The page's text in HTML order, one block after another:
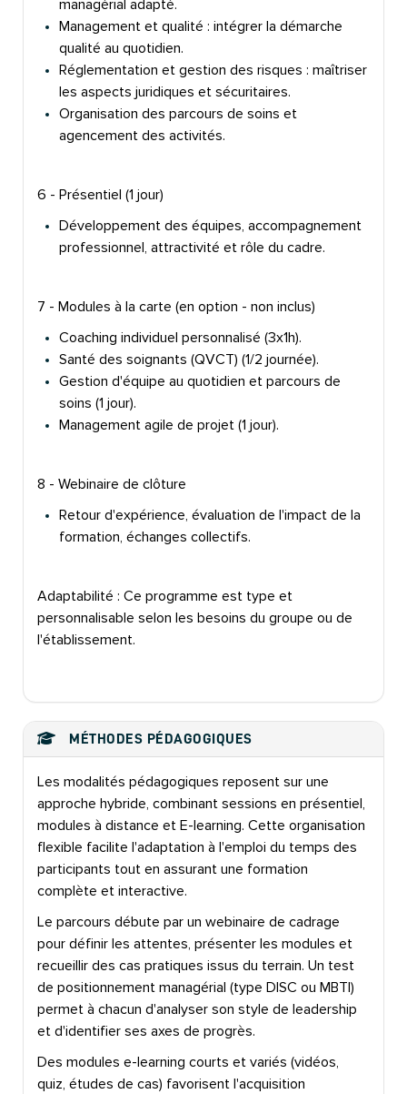
managérial adapté.
Management et qualité : intégrer la démarche
qualité au quotidien.
Réglementation et gestion des risques : maîtriser
les aspects juridiques et sécuritaires.
Organisation des parcours de soins et
agencement des activités.
6 - Présentiel (1 jour)
Développement des équipes, accompagnement
professionnel, attractivité et rôle du cadre.
7 - Modules à la carte (en option - non inclus)
Coaching individuel personnalisé (3x1h).
Santé des soignants (QVCT) (1/2 journée).
Gestion d'équipe au quotidien et parcours de
soins (1 jour).
Management agile de projet (1 jour).
8 - Webinaire de clôture
Retour d'expérience, évaluation de l'impact de la
formation, échanges collectifs.
Adaptabilité : Ce programme est type et
personnalisable selon les besoins du groupe ou de
l'établissement.
MÉTHODES PÉDAGOGIQUES
Les modalités pédagogiques reposent sur une
approche hybride, combinant sessions en présentiel,
modules à distance et E-learning. Cette organisation
flexible facilite l'adaptation à l'emploi du temps des
participants tout en assurant une formation
complète et interactive.
Le parcours débute par un webinaire de cadrage
pour définir les attentes, présenter les modules et
recueillir des cas pratiques issus du terrain. Un test
de positionnement managérial (type DISC ou MBTI)
permet à chacun d'analyser son style de leadership
et d'identifier ses axes de progrès.
Des modules e-learning courts et variés (vidéos,
quiz, études de cas) favorisent l'acquisition